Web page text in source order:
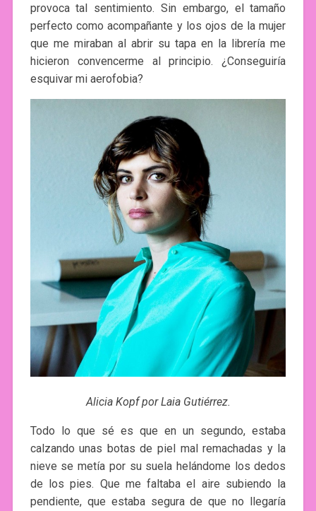
provoca tal sentimiento. Sin embargo, el tamaño
perfecto como acompañante y los ojos de la mujer
que me miraban al abrir su tapa en la librería me
hicieron convencerme al principio. ¿Conseguiría
esquivar mi aerofobia?
Alicia Kopf por Laia Gutiérrez.
Todo lo que sé es que en un segundo, estaba
calzando unas botas de piel mal remachadas y la
nieve se metía por su suela helándome los dedos
de los pies. Que me faltaba el aire subiendo la
pendiente, que estaba segura de que no llegaría